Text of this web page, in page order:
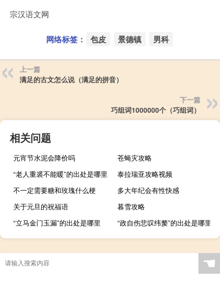
宗汉语文网
网络标签： 包皮 景德镇 男科
上一篇
满足的古文怎么说（满足的拼音）
下一篇
巧组词1000000个（巧组词）
相关问题
元宵节水泥会降价吗
苍蝇灾攻略
“老人重裘不能暖”的出处是哪里
泰拉瑞亚攻略视频
不一定需要糖和玫瑰什么梗
多大年纪会有性快感
关于元旦的祝福语
暮雪攻略
“立马金门玉漏”的出处是哪里
“政自伤悲叹纬嫠”的出处是哪里
☚